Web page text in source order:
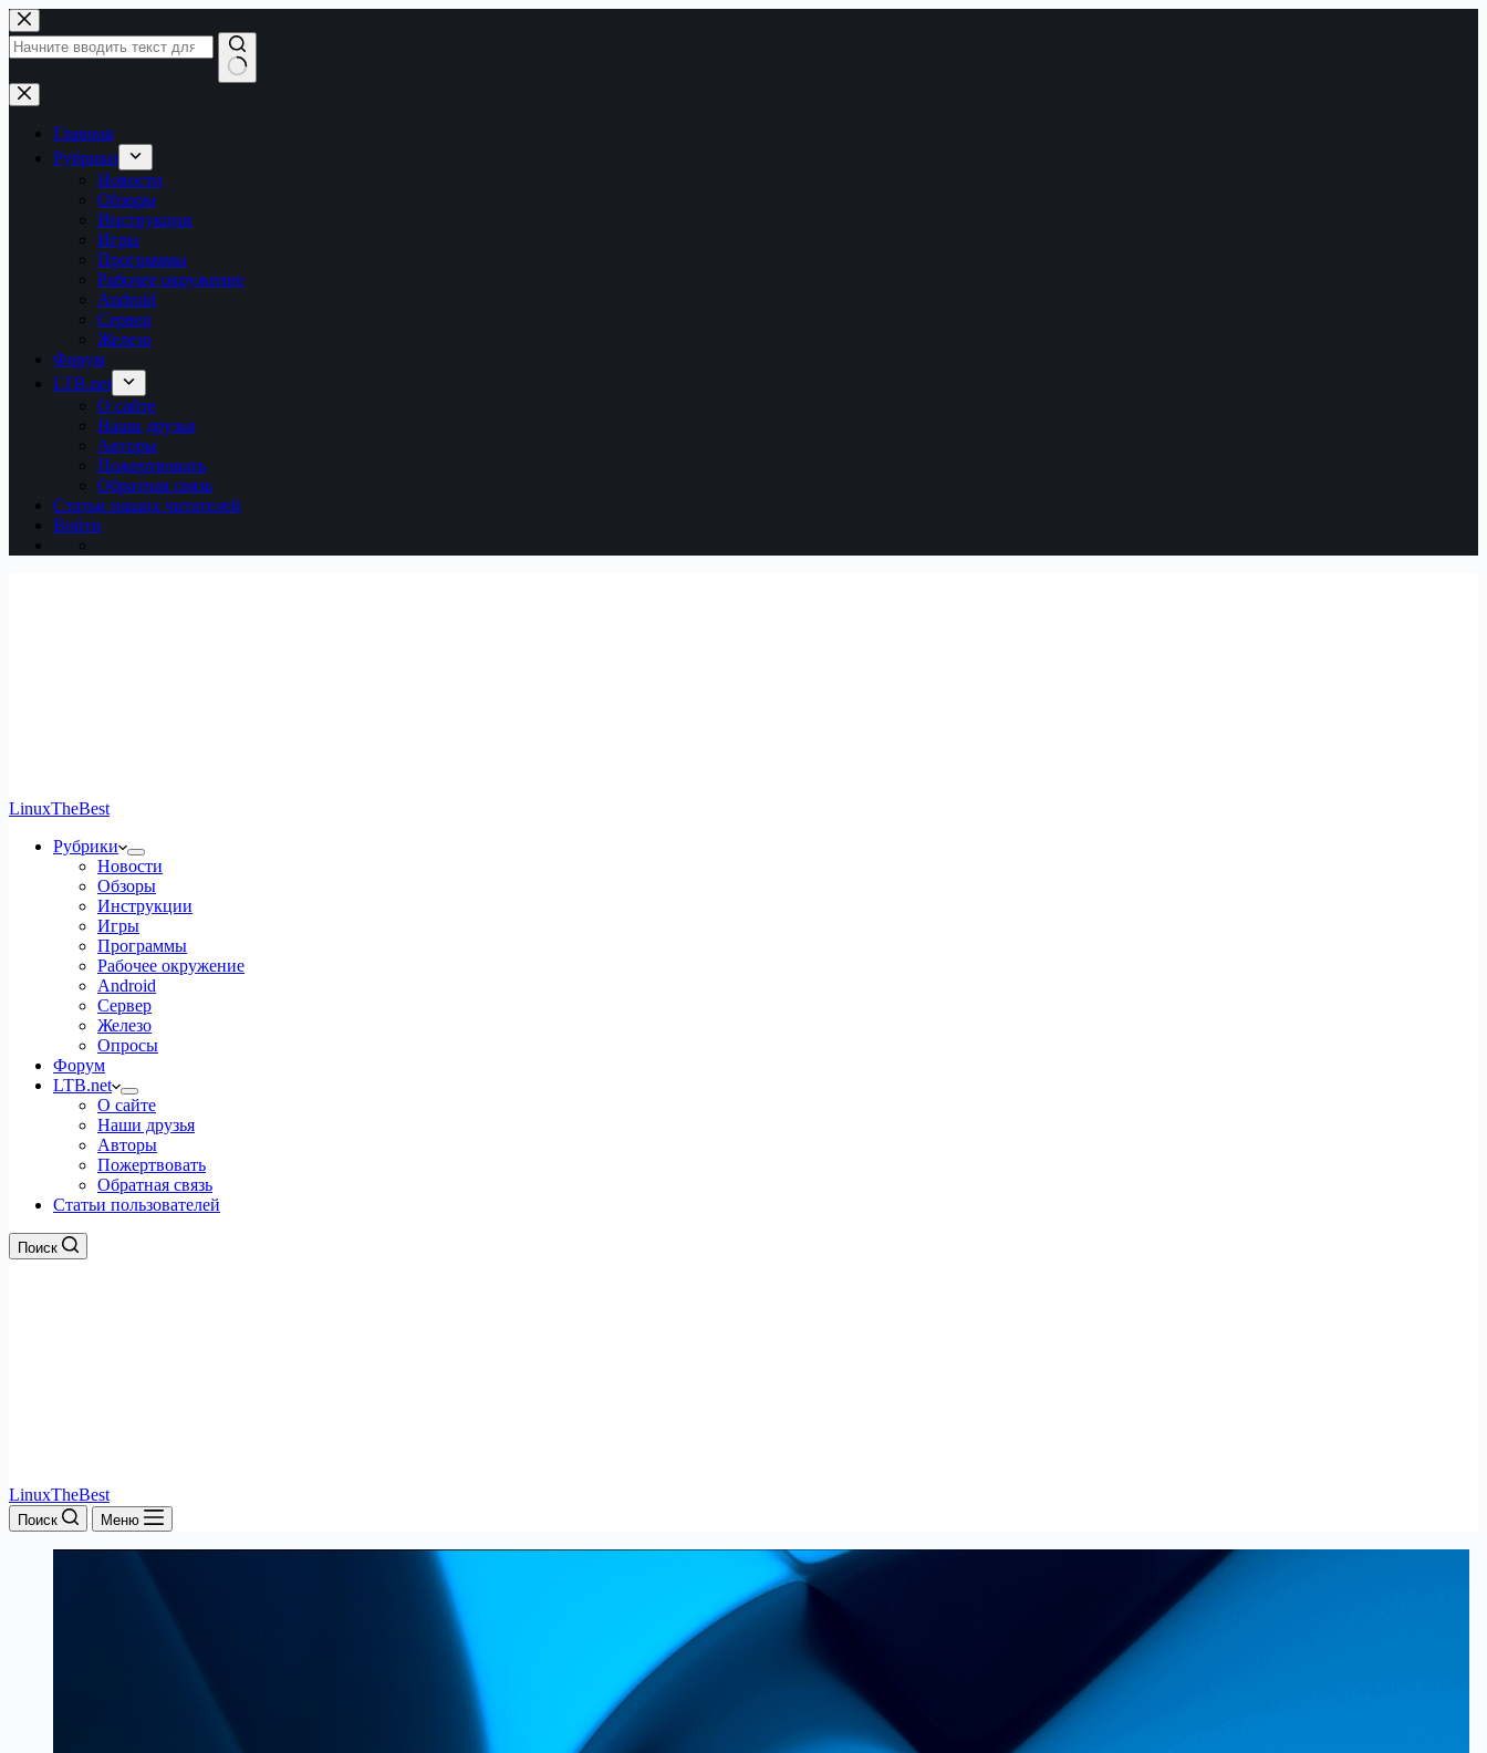
Перейти
к
сути
Ничего
не
найденоГлавная
Рубрики
Новости
Обзоры
Инструкции
Игры
Программы
Рабочее окружение
Android
Сервер
Железо
Форум
LTB.net
О сайте
Наши друзья
Авторы
Пожертвовать
Обратная связь
Статьи наших читателей
Войти
LinuxTheBest
Рубрики
Новости
Обзоры
Инструкции
Игры
Программы
Рабочее окружение
Android
Сервер
Железо
Опросы
Форум
LTB.net
О сайте
Наши друзья
Авторы
Пожертвовать
Обратная связь
Статьи пользователей
Поиск
LinuxTheBest
Поиск Меню